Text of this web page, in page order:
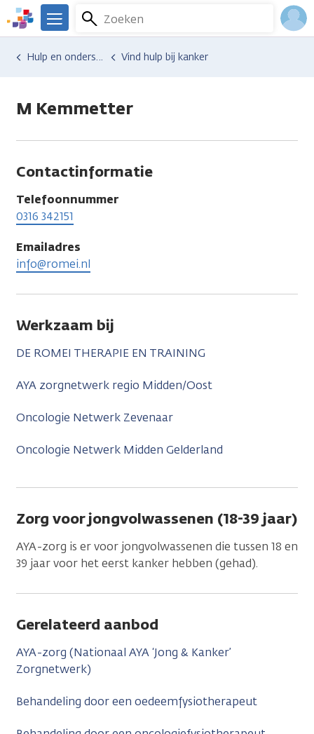
Overslaan
en
naar
We
er
Kanker.nl
Zoeken
Menu
Hulp en ondersteuning Vind hulp bij kanker
M Kemmetter
Contactinformatie
Telefoonnummer
0316 342151
Emailadres
info@romei.nl
Werkzaam bij
DE ROMEI THERAPIE EN TRAINING
AYA zorgnetwerk regio Midden/Oost
Oncologie Netwerk Zevenaar
Oncologie Netwerk Midden Gelderland
Zorg voor jongvolwassenen (18-39 jaar)
AYA-zorg is er voor jongvolwassenen die tussen 18 en
39 jaar voor het eerst kanker hebben (gehad).
Gerelateerd aanbod
AYA-zorg (Nationaal AYA ‘Jong & Kanker’
Zorgnetwerk)
Behandeling door een oedeemfysiotherapeut